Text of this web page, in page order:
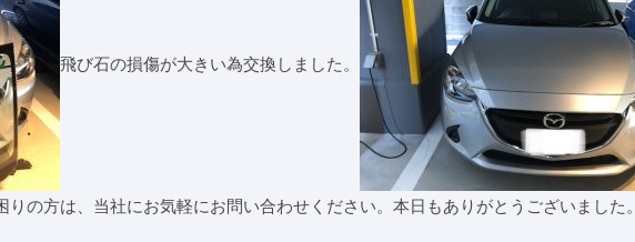
飛び石の損傷が大きい為交換しました。
の方は、当社にお気軽にお問い合わせください。本日もありがとうございました。